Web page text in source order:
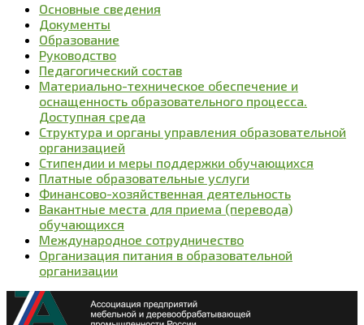
Основные сведения
Документы
Образование
Руководство
Педагогический состав
Материально-техническое обеспечение и
оснащенность образовательного процесса.
Доступная среда
Структура и органы управления образовательной
организацией
Стипендии и меры поддержки обучающихся
Платные образовательные услуги
Финансово-хозяйственная деятельность
Вакантные места для приема (перевода)
обучающихся
Международное сотрудничество
Организация питания в образовательной
организации